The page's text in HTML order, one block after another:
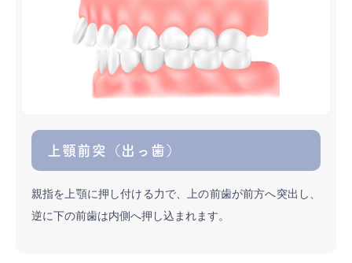
上顎前突（出っ歯）
親指を上顎に押し付ける力で、上の前歯が前方へ突出し、
逆に下の前歯は内側へ押し込まれます。